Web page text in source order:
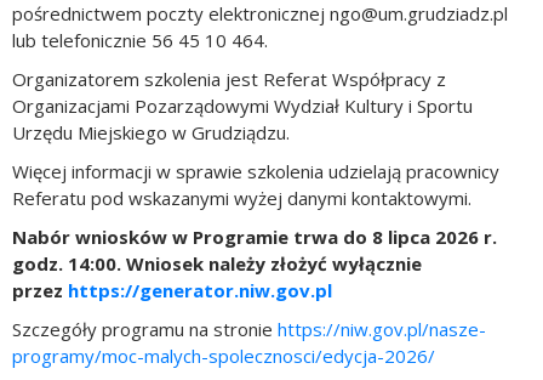
pośrednictwem poczty elektronicznej ngo@um.grudziadz.pl
lub telefonicznie 56 45 10 464.
Organizatorem szkolenia jest Referat Współpracy z
Organizacjami Pozarządowymi Wydział Kultury i Sportu
Urzędu Miejskiego w Grudziądzu.
Więcej informacji w sprawie szkolenia udzielają pracownicy
Referatu pod wskazanymi wyżej danymi kontaktowymi.
Nabór wniosków w Programie trwa do 8 lipca 2026 r.
godz. 14:00. Wniosek należy złożyć wyłącznie
przez https://generator.niw.gov.pl
Szczegóły programu na stronie https://niw.gov.pl/nasze-
programy/moc-malych-spolecznosci/edycja-2026/